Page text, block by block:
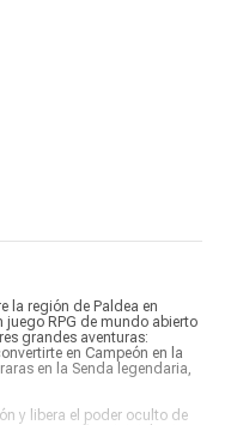
la región de Paldea en
juego RPG de mundo abierto
grandes aventuras:
en Campeón en la
en la Senda legendaria,
y libera el poder oculto de